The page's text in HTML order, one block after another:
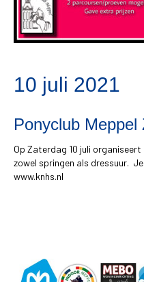
10 juli 2021
Ponyclub
Op Zaterdag 10 juli
zowel springen als dressuur.
www.knhs.nl